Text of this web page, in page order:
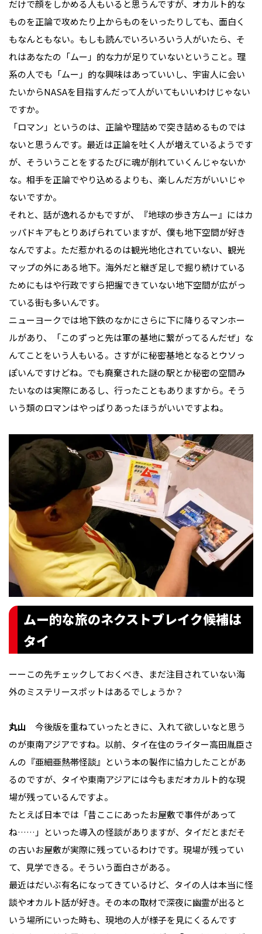
だけで顔をしかめる人もいると思うんですが、オカルト的な
ものを正論で攻めたり上からものをいったりしても、面白く
もなんともない。もしも読んでいろいろいう人がいたら、そ
れはあなたの「ムー」的な力が足りていないということ。理
系の人でも「ムー」的な興味はあっていいし、宇宙人に会い
たいからNASAを目指すんだって人がいてもいいわけじゃない
ですか。
「ロマン」というのは、正論や理詰めで突き詰めるものでは
ないと思うんです。最近は正論を吐く人が増えているようです
が、そういうことをするたびに魂が削れていくんじゃないか
な。相手を正論でやり込めるよりも、楽しんだ方がいいじゃ
ないですか。
それと、話が逸れるかもですが、『地球の歩き方ムー』にはカ
ッパドキアもとりあげられていますが、僕も地下空間が好き
なんですよ。ただ惹かれるのは観光地化されていない、観光
マップの外にある地下。海外だと継ぎ足しで掘り続けている
ためにもはや行政ですら把握できていない地下空間が広がっ
ている街も多いんです。
ニューヨークでは地下鉄のなかにさらに下に降りるマンホー
ルがあり、「このずっと先は軍の基地に繋がってるんだぜ」な
んてことをいう人もいる。さすがに秘密基地となるとウソっ
ぽいんですけどね。でも廃棄された謎の駅とか秘密の空間み
たいなのは実際にあるし、行ったこともありますから。そう
いう類のロマンはやっぱりあったほうがいいですよね。
ムー的な旅のネクストブレイク候補は
タイ
ーーこの先チェックしておくべき、まだ注目されていない海
外のミステリースポットはあるでしょうか？
丸山 今後版を重ねていったときに、入れて欲しいなと思う
のが東南アジアですね。以前、タイ在住のライター高田胤臣さ
んの『亜細亜熱帯怪談』という本の製作に協力したことがあ
るのですが、タイや東南アジアには今もまだオカルト的な現
場が残っているんですよ。
たとえば日本では「昔ここにあったお屋敷で事件があって
ね……」といった導入の怪談がありますが、タイだとまだそ
の古いお屋敷が実際に残っているわけです。現場が残ってい
て、見学できる。そういう面白さがある。
最近はだいぶ有名になってきているけど、タイの人は本当に怪
談やオカルト話が好き。その本の取材で深夜に幽霊が出ると
いう場所にいった時も、現地の人が様子を見にくるんです